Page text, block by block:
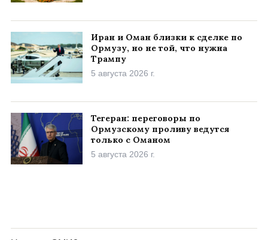
Иран и Оман близки к сделке по
Ормузу, но не той, что нужна
Трампу
5 августа 2026 г.
Тегеран: переговоры по
Ормузскому проливу ведутся
только с Оманом
5 августа 2026 г.